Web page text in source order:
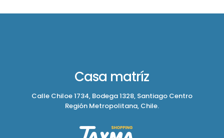
Casa matríz
Calle Chiloe 1734, Bodega 1328, Santiago Centro
Región Metropolitana, Chile.